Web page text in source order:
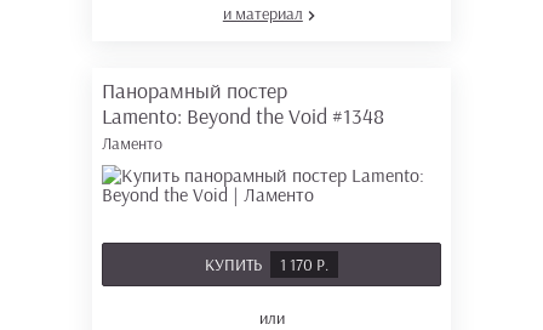
и материал
Панорамный постер
Lamento: Beyond the Void #1348
Ламенто
КУПИТЬ 1 170 Р.
или